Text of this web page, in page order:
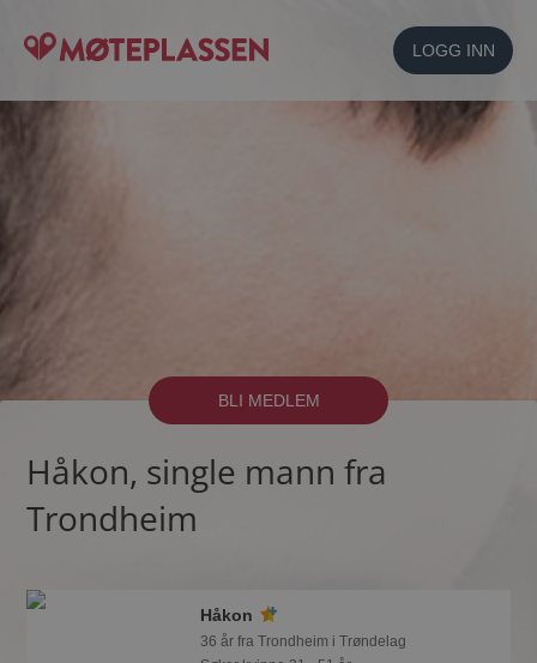
LOGG INN
BLI MEDLEM
Håkon, single mann fra
Trondheim
Håkon
36 år fra Trondheim i Trøndelag